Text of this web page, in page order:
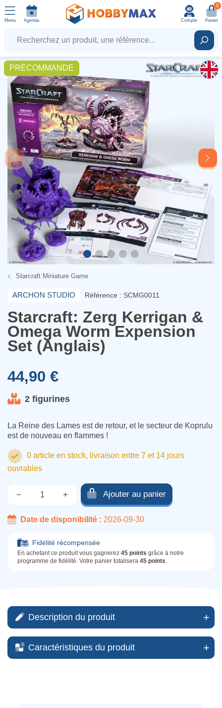
Menu Agenda Compte
0
Panier
Recherchez un produit, une référence...
PRÉCOMMANDE
Starcraft Miniature Game
ARCHON STUDIO Référence : SCMG0011
Starcraft: Zerg Kerrigan &
Omega Worm Expension
Set (Anglais)
44,90 €
2 figurines
La Reine des Lames est de retour, et le secteur de Koprulu
est de nouveau en flammes !
0 article en stock, livraison entre 7 et 14 jours
ouvrables
− + Ajouter au panier
Date de disponibilité : 2026-09-30
Fidélité récompensée
En achetant ce produit vous gagnerez 45 points grâce à notre
programme de fidélité. Votre panier totalisera 45 points.
Description du produit
Caractéristiques du produit